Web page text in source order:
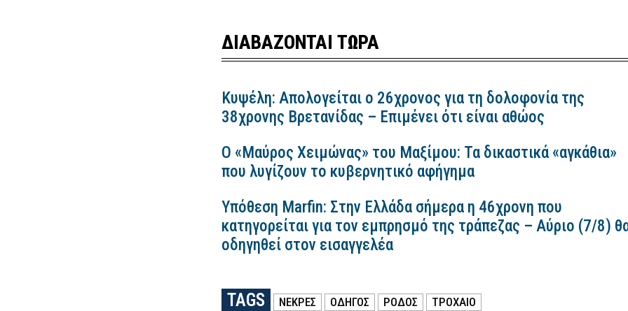
ΔΙΑΒΑΖΟΝΤΑΙ ΤΩΡΑ
Κυψέλη: Απολογείται ο 26χρονος για τη δολοφονία της
38χρονης Βρετανίδας – Επιμένει ότι είναι αθώος
Ο «Μαύρος Χειμώνας» του Μαξίμου: Τα δικαστικά «αγκάθια»
που λυγίζουν το κυβερνητικό αφήγημα
Υπόθεση Marfin: Στην Ελλάδα σήμερα η 46χρονη που
κατηγορείται για τον εμπρησμό της τράπεζας – Αύριο (7/8)
οδηγηθεί στον εισαγγελέα
TAGS ΝΕΚΡΈΣ ΟΔΗΓΟΣ ΡΟΔΟΣ ΤΡΟΧΑΙΟ